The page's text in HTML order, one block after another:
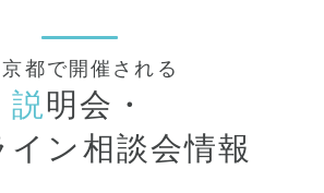
東京都で開催される
説明会・
イン相談会情報